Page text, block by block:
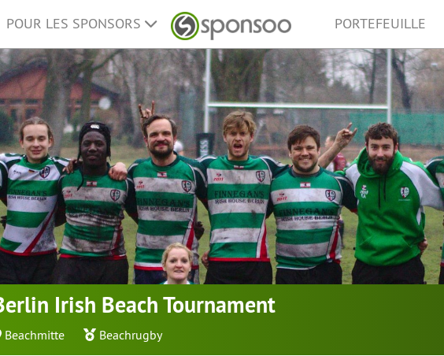
POUR LES SPONSORS PORTEFEUILLE
Irish Beach Tournament
Beachmitte Beachrugby